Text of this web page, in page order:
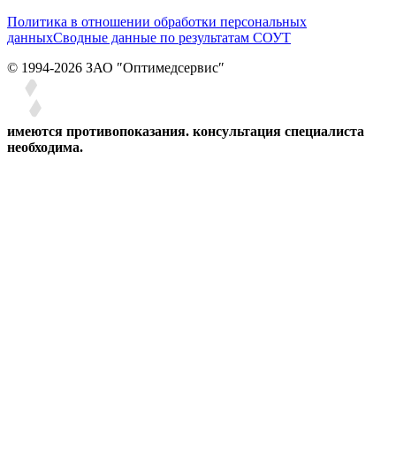
Политика в отношении обработки персональных
данныхСводные данные по результатам СОУТ
© 1994-2026 ЗАО ″Оптимедсервис″
имеются противопоказания. консультация специалиста
необходима.